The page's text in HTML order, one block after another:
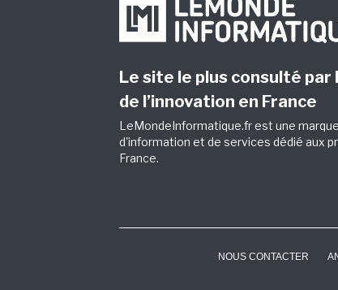
Le site le plus consulté
de l’innovation en France
LeMondeInformatique.fr est une
d'information et de services dédié aux
France.
NOUS CONTACTER